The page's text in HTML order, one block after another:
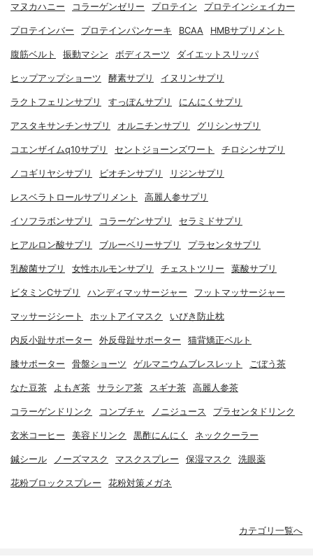
マヌカハニー コラーゲンゼリー プロテイン プロテインシェイカー
プロテインバー プロテインパンケーキ BCAA HMBサプリメント
腹筋ベルト 振動マシン ボディスーツ ダイエットスリッパ
ヒップアップショーツ 酵素サプリ イヌリンサプリ
ラクトフェリンサプリ すっぽんサプリ にんにくサプリ
アスタキサンチンサプリ オルニチンサプリ グリシンサプリ
コエンザイムq10サプリ セントジョーンズワート チロシンサプリ
ノコギリヤシサプリ ビオチンサプリ リジンサプリ
レスベラトロールサプリメント 高麗人参サプリ
イソフラボンサプリ コラーゲンサプリ セラミドサプリ
ヒアルロン酸サプリ ブルーベリーサプリ プラセンタサプリ
乳酸菌サプリ 女性ホルモンサプリ チェストツリー 葉酸サプリ
ビタミンCサプリ ハンディマッサージャー フットマッサージャー
マッサージシート ホットアイマスク いびき防止枕
内反小趾サポーター 外反母趾サポーター 猫背矯正ベルト
膝サポーター 骨盤ショーツ ゲルマニウムブレスレット ごぼう茶
なた豆茶 よもぎ茶 サラシア茶 スギナ茶 高麗人参茶
コラーゲンドリンク コンブチャ ノニジュース プラセンタドリンク
玄米コーヒー 美容ドリンク 黒酢にんにく ネッククーラー
鍼シール ノーズマスク マスクスプレー 保湿マスク 洗眼薬
花粉ブロックスプレー 花粉対策メガネ
カテゴリ一覧へ